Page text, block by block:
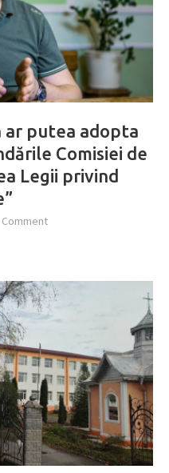
ar putea adopta
Comisiei de
Legii privind
Comment